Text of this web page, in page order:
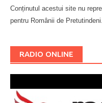
Conținutul acestui site nu
pentru Românii de Pretutindeni.
RADIO ONLINE